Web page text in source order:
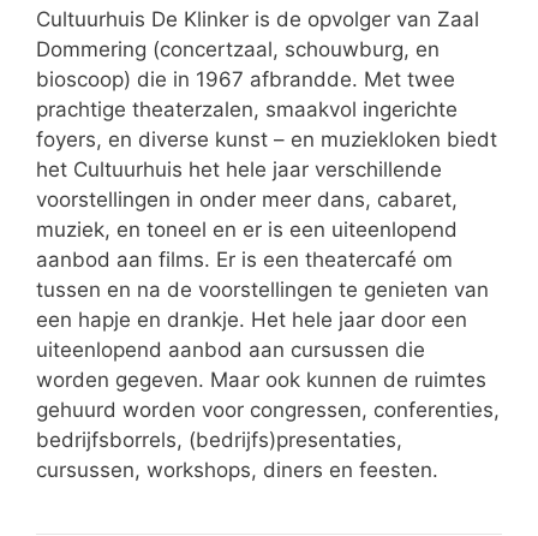
Cultuurhuis De Klinker is de opvolger van Zaal
Dommering (concertzaal, schouwburg, en
bioscoop) die in 1967 afbrandde. Met twee
prachtige theaterzalen, smaakvol ingerichte
foyers, en diverse kunst – en muziekloken biedt
het Cultuurhuis het hele jaar verschillende
voorstellingen in onder meer dans, cabaret,
muziek, en toneel en er is een uiteenlopend
aanbod aan films. Er is een theatercafé om
tussen en na de voorstellingen te genieten van
een hapje en drankje. Het hele jaar door een
uiteenlopend aanbod aan cursussen die
worden gegeven. Maar ook kunnen de ruimtes
gehuurd worden voor congressen, conferenties,
bedrijfsborrels, (bedrijfs)presentaties,
cursussen, workshops, diners en feesten.